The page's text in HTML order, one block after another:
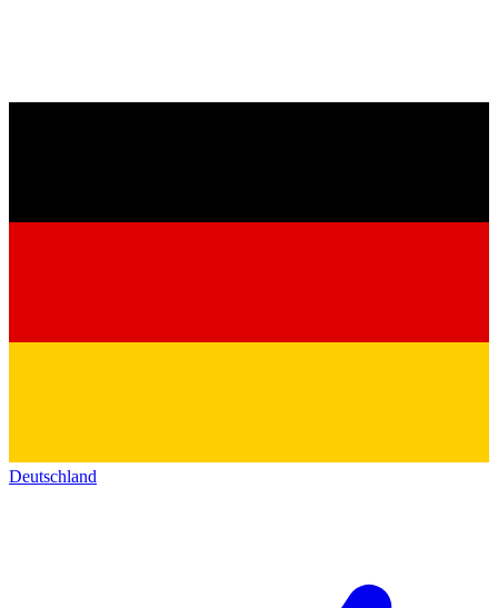
Deutschland